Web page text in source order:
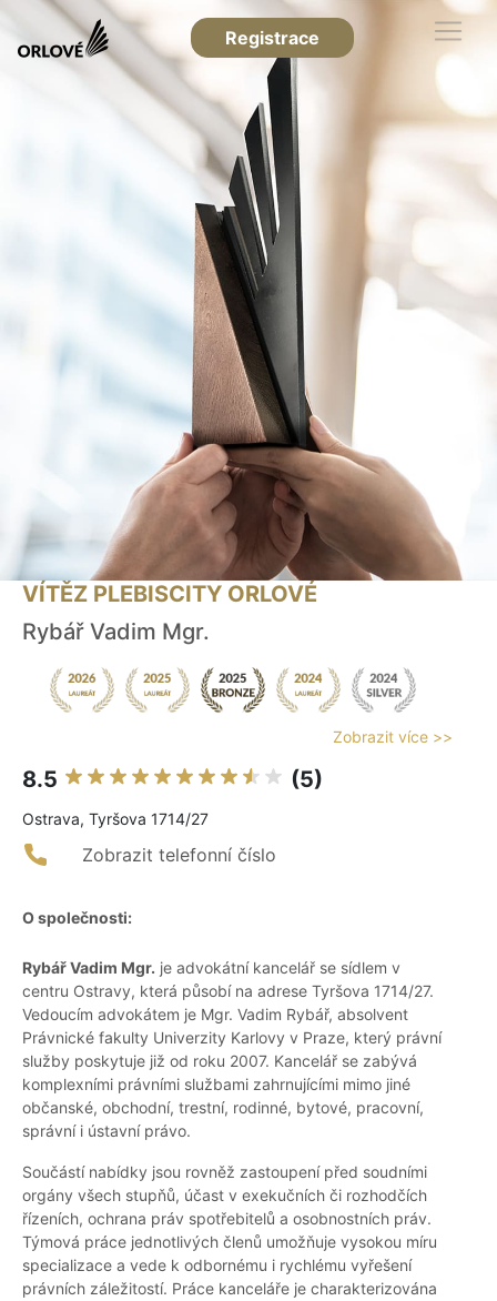
Registrace
VÍTĚZ PLEBISCITY ORLOVÉ
Rybář Vadim Mgr.
Zobrazit více >>
8.5 (5)
Ostrava, Tyršova 1714/27
Zobrazit telefonní číslo
O společnosti:
Rybář Vadim Mgr. je advokátní kancelář se sídlem v
centru Ostravy, která působí na adrese Tyršova 1714/27.
Vedoucím advokátem je Mgr. Vadim Rybář, absolvent
Právnické fakulty Univerzity Karlovy v Praze, který právní
služby poskytuje již od roku 2007. Kancelář se zabývá
komplexními právními službami zahrnujícími mimo jiné
občanské, obchodní, trestní, rodinné, bytové, pracovní,
správní i ústavní právo.
Součástí nabídky jsou rovněž zastoupení před soudními
orgány všech stupňů, účast v exekučních či rozhodčích
řízeních, ochrana práv spotřebitelů a osobnostních práv.
Týmová práce jednotlivých členů umožňuje vysokou míru
specializace a vede k odbornému i rychlému vyřešení
právních záležitostí. Práce kanceláře je charakterizována